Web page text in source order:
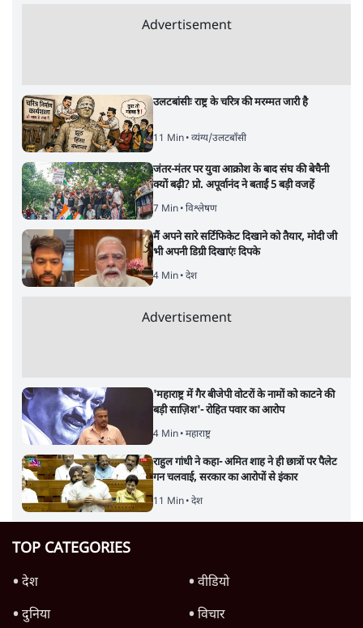
Advertisement
उलटबांसीः राष्ट्र के चरित्र की मरम्मत जारी है
11 Min• व्यंग्य/उलटबाँसी
जंतर-मंतर पर युवा आक्रोश के बाद संघ की बेचैनी
क्यों बढ़ी? प्रो. अपूर्वानंद ने बताईं 5 बड़ी वजहें
7 Min• विश्लेषण
मैं अपने सारे सर्टिफिकेट दिखाने को तैयार, मोदी जी
भी अपनी डिग्री दिखाएंः दिपके
4 Min• देश
Advertisement
'महाराष्ट्र में गैर बीजेपी वोटरों के नामों को काटने की
बड़ी साज़िश'- रोहित पवार का आरोप
4 Min• महाराष्ट्र
राहुल गांधी ने कहा- अमित शाह ने ही छात्रों पर पैलेट
गन चलवाई, सरकार का आरोपों से इंकार
11 Min• देश
TOP CATEGORIES
देश
वीडियो
दुनिया
विचार